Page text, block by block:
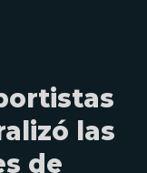
las
de